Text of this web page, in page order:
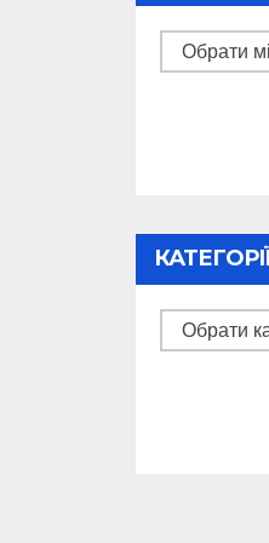
Архіви
КАТЕГОРІЇ
Категорії